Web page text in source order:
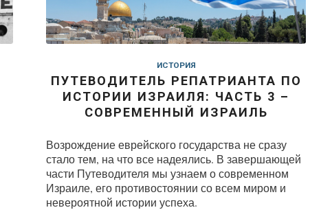
ИСТОРИЯ
ПУТЕВОДИТЕЛЬ РЕПАТРИАНТА ПО
ИСТОРИИ ИЗРАИЛЯ: ЧАСТЬ 3 –
СОВРЕМЕННЫЙ ИЗРАИЛЬ
Возрождение еврейского государства не сразу
стало тем, на что все надеялись. В завершающей
части Путеводителя мы узнаем о современном
Израиле, его противостоянии со всем миром и
невероятной истории успеха.